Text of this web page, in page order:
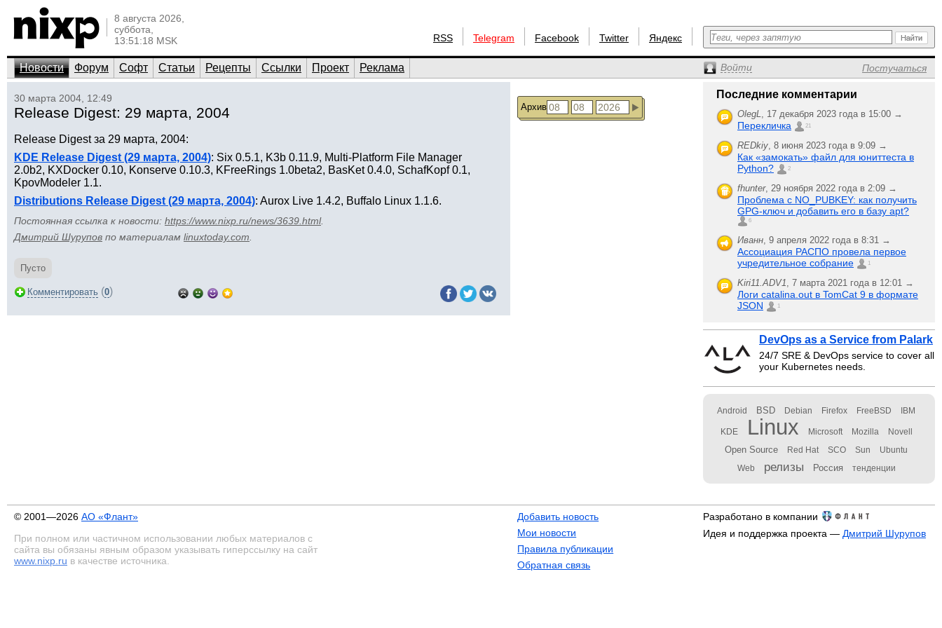
8 августа 2026,
суббота,
13:51:18 MSK
RSS Telegram Facebook Twitter Яндекс
Новости Форум Софт Статьи Рецепты Ссылки Проект Реклама Войти Постучаться
30 марта 2004, 12:49
Release Digest: 29 марта, 2004
Release Digest за 29 марта, 2004:
KDE Release Digest (29 марта, 2004): Six 0.5.1, K3b 0.11.9, Multi-Platform File Manager
2.0b2, KXDocker 0.10, Konserve 0.10.3, KFreeRings 1.0beta2, BasKet 0.4.0, SchafKopf 0.1,
KpovModeler 1.1.
Distributions Release Digest (29 марта, 2004): Aurox Live 1.4.2, Buffalo Linux 1.1.6.
Постоянная ссылка к новости: https://www.nixp.ru/news/3639.html.
Дмитрий Шурупов по материалам linuxtoday.com
Пусто
Комментировать (0)
Архив
Последние комментарии
OlegL, 17 декабря 2023 года в 15:00 →
Перекличка 21
REDkiy, 8 июня 2023 года в 9:09 →
Как «замокать» файл для юниттеста в
Python?
2
fhunter, 29 ноября 2022 года в 2:09 →
Проблема с NO_PUBKEY: как получить
GPG-ключ и добавить его в базу apt?
6
Иванн, 9 апреля 2022 года в 8:31 →
Ассоциация РАСПО провела первое
учредительное собрание
1
Kiri11.ADV1, 7 марта 2021 года в 12:01 →
Логи catalina.out в TomCat 9 в формате
JSON
1
DevOps as a Service from Palark
24/7 SRE & DevOps service to cover all
your Kubernetes needs.
Android BSD Debian Firefox FreeBSD IBM
KDE Linux Microsoft Mozilla Novell
Open Source Red Hat SCO Sun Ubuntu
Web релизы Россия тенденции
© 2001—2026 АО «Флант»
При полном или частичном использовании любых материалов с
сайта вы обязаны явным образом указывать гиперссылку на сайт
www.nixp.ru в качестве источника.
Добавить новость
Мои новости
Правила публикации
Обратная связь
Разработано в компании
Идея и поддержка проекта — Дмитрий Шурупов